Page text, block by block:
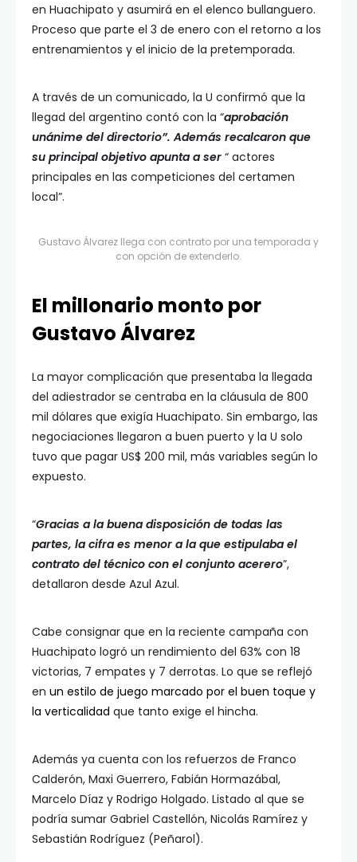
en Huachipato y asumirá en el elenco bullanguero.
Proceso que parte el 3 de enero con el retorno a los
entrenamientos y el inicio de la pretemporada.
A través de un comunicado, la U confirmó que la
llegad del argentino contó con la “aprobación
unánime del directorio”. Además recalcaron que
su principal objetivo apunta a ser “ actores
principales en las competiciones del certamen
local”.
Gustavo Álvarez llega con contrato por una temporada y
con opción de extenderlo.
El millonario monto por
Gustavo Álvarez
La mayor complicación que presentaba la llegada
del adiestrador se centraba en la cláusula de 800
mil dólares que exigía Huachipato. Sin embargo, las
negociaciones llegaron a buen puerto y la U solo
tuvo que pagar US$ 200 mil, más variables según lo
expuesto.
“Gracias a la buena disposición de todas las
partes, la cifra es menor a la que estipulaba el
contrato del técnico con el conjunto acerero”,
detallaron desde Azul Azul.
Cabe consignar que en la reciente campaña con
Huachipato logró un rendimiento del 63% con 18
victorias, 7 empates y 7 derrotas. Lo que se reflejó
en un estilo de juego marcado por el buen toque y
la verticalidad que tanto exige el hincha.
Además ya cuenta con los refuerzos de Franco
Calderón, Maxi Guerrero, Fabián Hormazábal,
Marcelo Díaz y Rodrigo Holgado. Listado al que se
podría sumar Gabriel Castellón, Nicolás Ramírez y
Sebastián Rodríguez (Peñarol).